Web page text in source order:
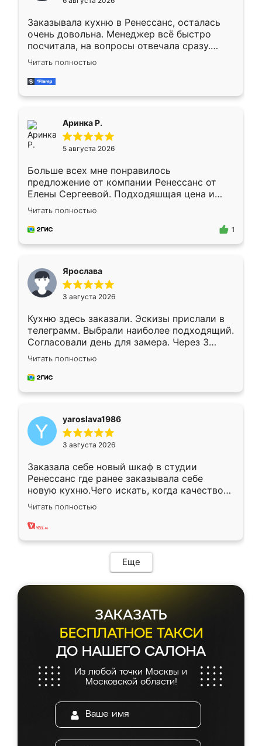
мебели буду заказывать только здесь.
Заказывала кухню в Ренессанс, осталась
очень довольна. Менеджер всё быстро
посчитала, на вопросы отвечала сразу.
Замерщик приехал в субботу, подошёл к
делу со всей ответственностью. Собрали
за день, ребята работали аккуратно, даже
Читать полностью
Аринка Р.
5 августа 2026
Больше всех мне понравилось
предложение от компании Ренессанс от
Елены Сергеевой. Подходяшщая цена и
короткие сроки изготовления. Приехавший
для замера сотрудник Владислав
предложил по моему эскизу самый
Читать полностью
1
Ярослава
3 августа 2026
Кухню здесь заказали. Эскизы прислали в
телеграмм. Выбрали наиболее подходящий.
Согласовали день для замера. Через 3
недели кухня была уже готова. Остались
довольны работой. Спасибо Ренессанс
мебель за качественную работу!
Читать полностью
yaroslava1986
3 августа 2026
Заказала себе новый шкаф в студии
Ренессанс где ранее заказывала себе
новую кухню.Чего искать, когда качеством
вполне довольна. Служит кухня уже почти
два года, нареканий нет.
Читать полностью
Еще
ЗАКАЗАТЬ
БЕСПЛАТНОЕ ТАКСИ
ДО НАШЕГО САЛОНА
Из любой точки Москвы и
Московской области!